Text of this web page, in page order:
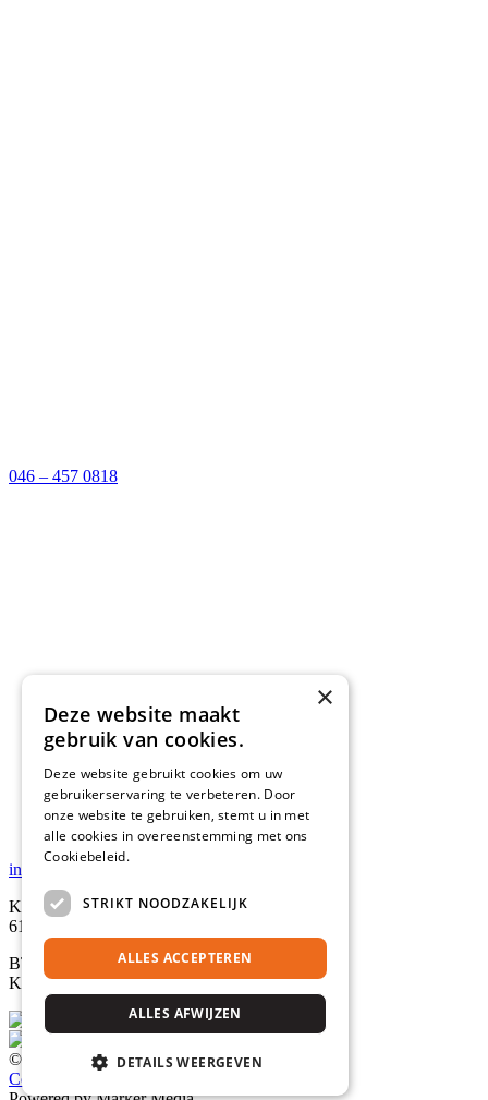
046 – 457 0818
info@marcant.nl
Kerkhofweg 2
6142 BR Einighausen
BTW: NL850794912B01
KvK: 89722027
Facebook
Instagram
© 2026 Marcant
Cookieverklaring
×
Deze website maakt
gebruik van cookies.
Deze website gebruikt cookies om uw
gebruikerservaring te verbeteren. Door
onze website te gebruiken, stemt u in met
alle cookies in overeenstemming met ons
Cookiebeleid.
STRIKT NOODZAKELIJK
ALLES ACCEPTEREN
ALLES AFWIJZEN
DETAILS WEERGEVEN